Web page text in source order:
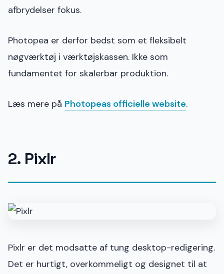
afbrydelser fokus.
Photopea er derfor bedst som et fleksibelt
nøgværktøj i værktøjskassen. Ikke som
fundamentet for skalerbar produktion.
Læs mere på Photopeas officielle website.
2. Pixlr
Pixlr er det modsatte af tung desktop-redigering.
Det er hurtigt, overkommeligt og designet til at